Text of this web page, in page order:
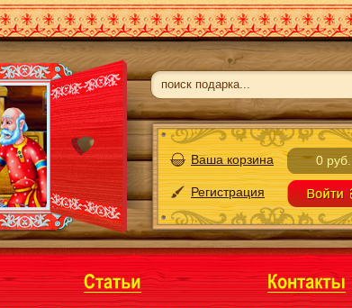
Ваша корзина 0 руб.
Регистрация